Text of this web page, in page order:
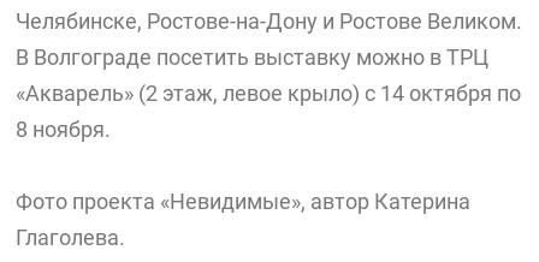
Челябинске, Ростове-на-Дону и Ростове Великом.
В Волгограде посетить выставку можно в ТРЦ
«Акварель» (2 этаж, левое крыло) с 14 октября по
8 ноября.
Фото проекта «Невидимые», автор Катерина
Глаголева.